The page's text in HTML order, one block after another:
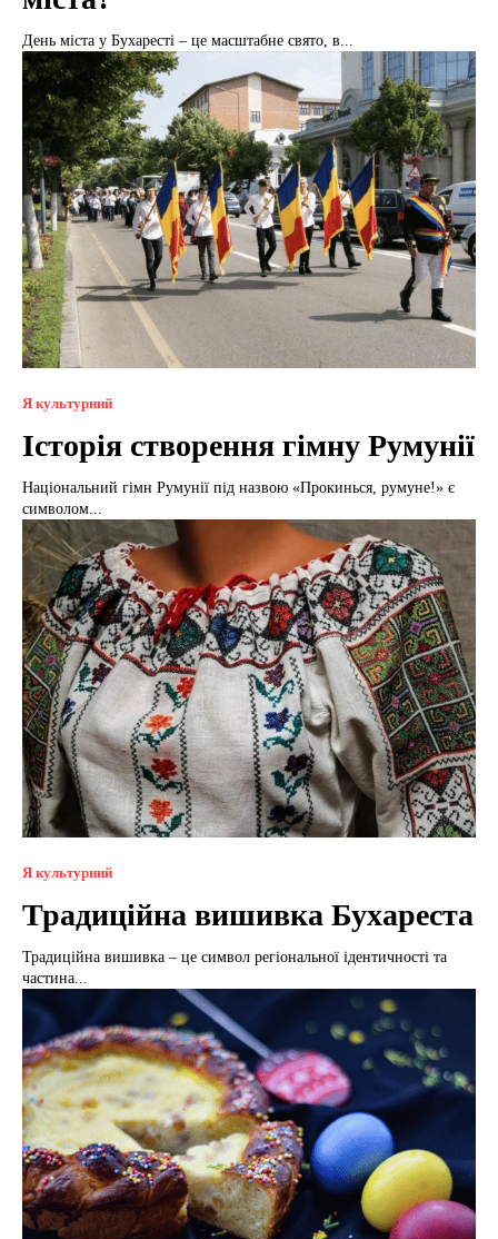
День міста у Бухаресті – це масштабне свято, в...
Я культурний
Історія створення гімну Румунії
Національний гімн Румунії під назвою «Прокинься, румуне!» є
символом...
Я культурний
Традиційна вишивка Бухареста
Традиційна вишивка – це символ регіональної ідентичності та
частина...